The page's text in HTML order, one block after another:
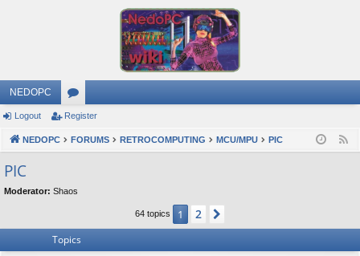
NEDOPC
or
u
s
Logout Register
NEDOPC FORUMS RETROCOMPUTING MCU/MPU PIC
PIC
Moderator: Shaos
64 topics 1 2
Topics